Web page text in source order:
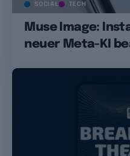
SOCIAL TECH
Muse Image:
neuer Meta-KI